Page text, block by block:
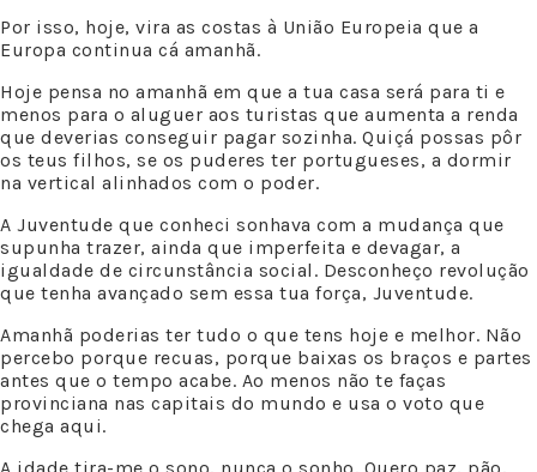
Por isso, hoje, vira as costas à União Europeia que a
Europa continua cá amanhã.
Hoje pensa no amanhã em que a tua casa será para ti e
menos para o aluguer aos turistas que aumenta a renda
que deverias conseguir pagar sozinha. Quiçá possas pôr
os teus filhos, se os puderes ter portugueses, a dormir
na vertical alinhados com o poder.
A Juventude que conheci sonhava com a mudança que
supunha trazer, ainda que imperfeita e devagar, a
igualdade de circunstância social. Desconheço revolução
que tenha avançado sem essa tua força, Juventude.
Amanhã poderias ter tudo o que tens hoje e melhor. Não
percebo porque recuas, porque baixas os braços e partes
antes que o tempo acabe. Ao menos não te faças
provinciana nas capitais do mundo e usa o voto que
chega aqui.